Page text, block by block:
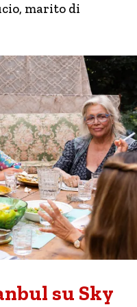
marito di
su Sky